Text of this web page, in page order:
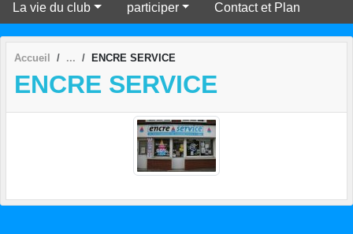
La vie du club participer Contact et Plan
Accueil ENCRE SERVICE
ENCRE SERVICE